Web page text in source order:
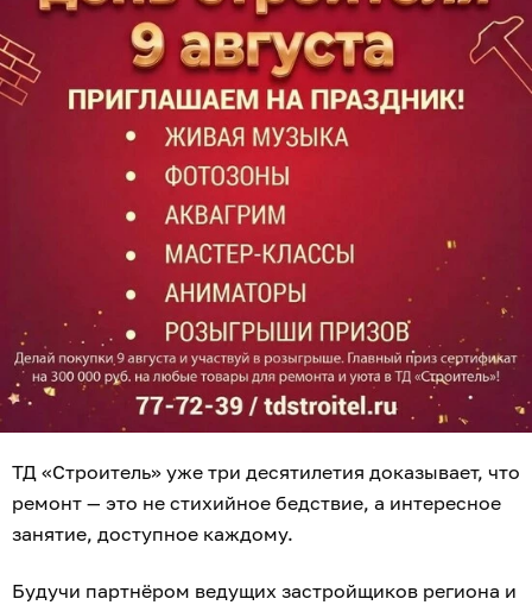
ТД «Строитель» уже три десятилетия доказывает, что
ремонт — это не стихийное бедствие, а интересное
занятие, доступное каждому.
Будучи партнёром ведущих застройщиков региона и